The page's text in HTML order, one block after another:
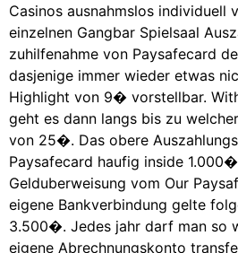
Casinos ausnahmslos individuell
einzelnen Gangbar Spielsaal
zuhilfenahme von Paysafecard
dasjenige immer wieder etwas
Highlight von 9� vorstellbar.
geht es dann langs bis zu
von 25�. Das obere
Paysafecard haufig inside
Gelduberweisung vom Our
eigene Bankverbindung gelte
3.500�. Jedes jahr darf man so
eigene Abrechnungskonto